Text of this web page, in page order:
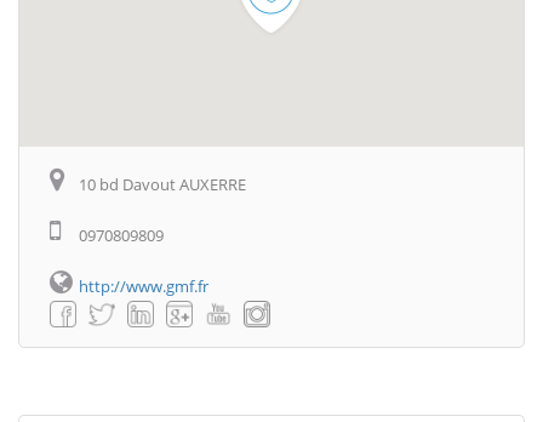
10 bd Davout AUXERRE
0970809809
http://www.gmf.fr